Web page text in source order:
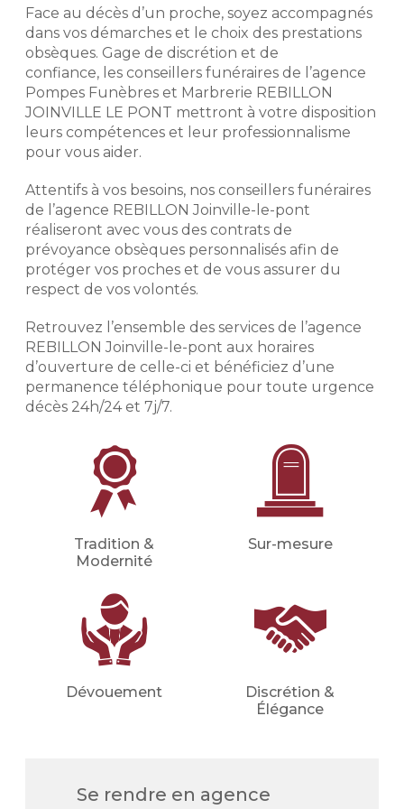
semelle, hors gravure, dans la limite
des stocks disponibles de
monuments et de la disponibilité des
granits. Remise d’un montant
maximum de 4 000 € TTC. Voir
conditions de l’offre en agence et
dans les mentions légales.
Demander un devis
marbrerie
Notre histoire repose sur
l'expérience de nos conseillers
funéraires. Exigeants, discrets et
respectueux, ils mettent leur
professionnalisme à votre service
afin de déterminer avec vous votre
budget et vos volontés afin de mieux
aborder votre démarche de
Préparer l'organisation des
obsèques
Prévoir ses obsèques, c'est choisir
les prestations qui vont venir
composer l'hommage. Pour des
en charge de qualité, nous
établissons avec vous les obsèques
que vous souhaitez en détails
(inhumation, crémation, cérémonie
civile ou religieuse, convoi, fleurs,
etc.).
Financer les obsèques
Financer vos obsèques par
anticipation afin de protéger vos
proches d'une dépense imprévue.
Votre conseiller en prévoyance
obsèques déterminera avec vous le
meilleures mensualités adaptées à
votre situation (familiale, financière,
etc.).
Demander un devis
Face au décès d’un proche, soyez accompagnés
dans vos démarches et le choix des prestations
obsèques. Gage de discrétion et de
confiance, les conseillers funéraires de l’agence
Pompes Funèbres et Marbrerie REBILLON
JOINVILLE LE PONT mettront à votre disposition
leurs compétences et leur professionnalisme
pour vous aider.
Attentifs à vos besoins, nos conseillers funéraires
de l’agence REBILLON Joinville-le-pont
réaliseront avec vous des contrats de
prévoyance obsèques personnalisés afin de
protéger vos proches et de vous assurer du
respect de vos volontés.
Retrouvez l’ensemble des services de l’agence
REBILLON Joinville-le-pont aux horaires
d’ouverture de celle-ci et bénéficiez d’une
permanence téléphonique pour toute urgence
décès 24h/24 et 7j/7.
Tradition &
Modernité
Sur-mesure
Dévouement
Discrétion &
Élégance
Se rendre en agence